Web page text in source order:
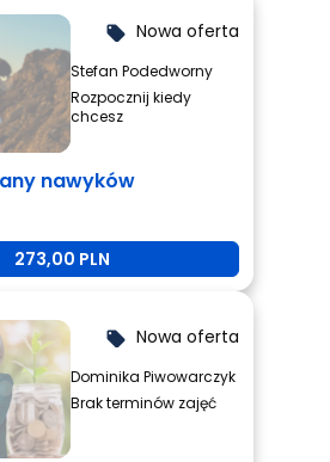
local_offer Nowa oferta
Stefan Podedworny
Rozpocznij kiedy
chcesz
nawyków
273,00 PLN
local_offer Nowa oferta
Dominika Piwowarczyk
Brak terminów zajęć